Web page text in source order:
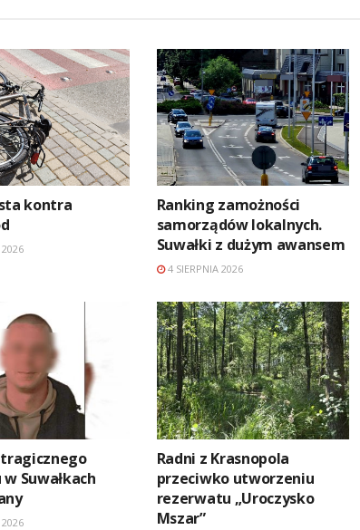
kontra
Ranking zamożności
samorządów lokalnych.
Suwałki z dużym awansem
4 SIERPNIA 2026
Suwałkach
Radni z Krasnopola
przeciwko utworzeniu
rezerwatu „Uroczysko
Mszar”